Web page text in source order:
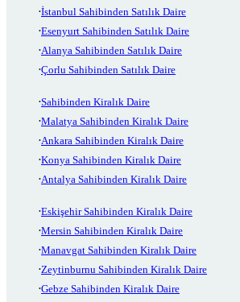
İstanbul Sahibinden Satılık Daire
Esenyurt Sahibinden Satılık Daire
Alanya Sahibinden Satılık Daire
Çorlu Sahibinden Satılık Daire
Sahibinden Kiralık Daire
Malatya Sahibinden Kiralık Daire
Ankara Sahibinden Kiralık Daire
Konya Sahibinden Kiralık Daire
Antalya Sahibinden Kiralık Daire
Eskişehir Sahibinden Kiralık Daire
Mersin Sahibinden Kiralık Daire
Manavgat Sahibinden Kiralık Daire
Zeytinburnu Sahibinden Kiralık Daire
Gebze Sahibinden Kiralık Daire